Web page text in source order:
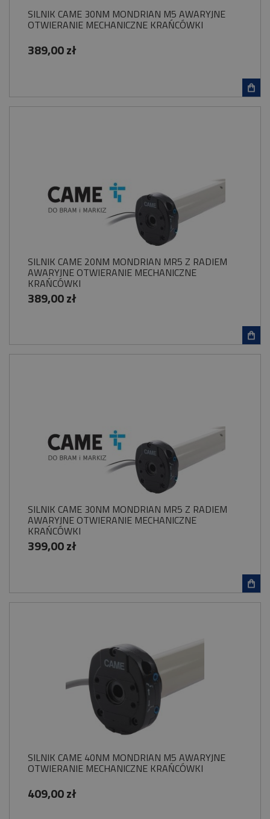
SILNIK CAME 30NM MONDRIAN M5 AWARYJNE
OTWIERANIE MECHANICZNE KRAŃCÓWKI
389,00 zł
SILNIK CAME 20NM MONDRIAN MR5 Z RADIEM
AWARYJNE OTWIERANIE MECHANICZNE
KRAŃCÓWKI
389,00 zł
SILNIK CAME 30NM MONDRIAN MR5 Z RADIEM
AWARYJNE OTWIERANIE MECHANICZNE
KRAŃCÓWKI
399,00 zł
SILNIK CAME 40NM MONDRIAN M5 AWARYJNE
OTWIERANIE MECHANICZNE KRAŃCÓWKI
409,00 zł